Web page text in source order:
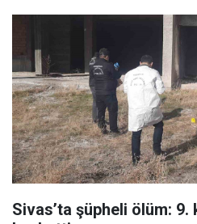
Sivas’ta şüpheli ölüm: 9.